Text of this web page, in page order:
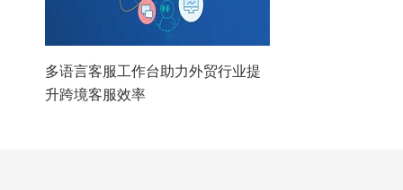
多语言客服工作台助力外贸行业提
升跨境客服效率